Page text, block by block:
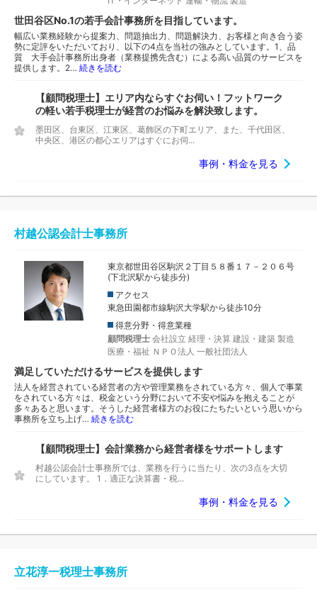
世田谷区No.1の若手会計事務所を目指しています。
幅広い業務経験から提案力、問題抽出力、問題解決力、お客様と向き合う姿
勢に定評をいただいており、以下の4点を当社の強みとしています。1、品
質 大手会計事務所出身者（業務提携先含む）による高い品質のサービスを
提供します。2… 続きを読む
【顧問税理士】エリア内ならすぐお伺い！フットワーク
の軽い若手税理士が経営のお悩みを解決致します。
墨田区、台東区、江東区、葛飾区の下町エリア、また、千代田区、
中央区、港区の都心エリアはすぐにお伺...
事例・料金を見る
村越公認会計士事務所
東京都世田谷区駒沢２丁目５８番１７－２０６号
(下北沢駅から徒歩分)
アクセス
東急田園都市線駒沢大学駅から徒歩10分
得意分野・得意業種
顧問税理士 会社設立 経理・決算 建設・建築 製造
医療・福祉 ＮＰＯ法人 一般社団法人
満足していただけるサービスを提供します
法人を経営されている経営者の方や管理業務をされている方々、個人で事業
をされている方々は、税金という分野において不安や悩みを抱えることが
多々あると思います。そうした経営者様方のお役にたちたいという思いから
事務所を立ち上げ… 続きを読む
【顧問税理士】会計業務から経営者様をサポートします
村越公認会計士事務所では、業務を行うに当たり、次の3点を大切
にしています。 1．適正な決算書・税...
事例・料金を見る
立花淳一税理士事務所